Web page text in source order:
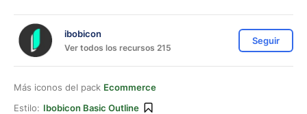
ibobicon
Ver todos los recursos 215
Seguir
Más iconos del pack Ecommerce
Estilo: Ibobicon Basic Outline